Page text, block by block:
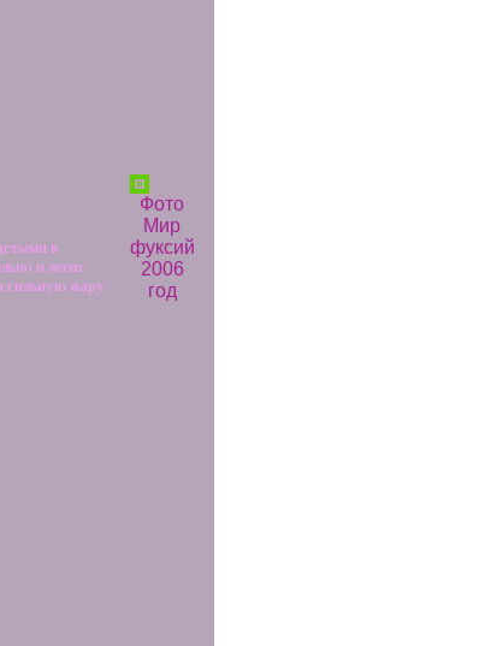
в
и легко
сильную жару.
Фото
Мир
фуксий
2006
год